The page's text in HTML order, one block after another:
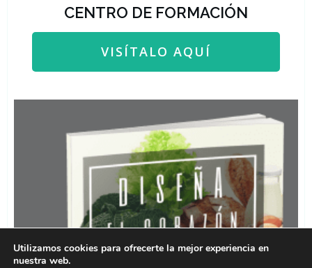
CENTRO DE FORMACIÓN
VISÍTALO AQUÍ
Utilizamos cookies para ofrecerte la mejor experiencia en
nuestra web.